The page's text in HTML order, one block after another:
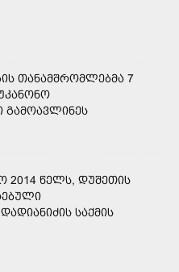
ᲗᲐᲜᲐᲛᲨᲠᲝᲛᲚᲔᲑᲛᲐ 7
ᲒᲐᲛᲝᲐᲕᲚᲘᲜᲔᲡ
2014 ᲬᲔᲚᲡ, ᲓᲣᲨᲔᲗᲘᲡ
ᲡᲐᲥᲛᲘᲡ